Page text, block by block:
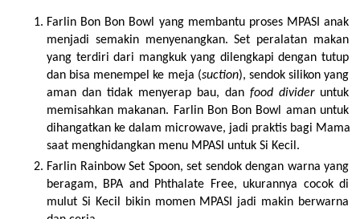
Farlin Bon Bon Bowl yang membantu proses MPASI anak
menjadi semakin menyenangkan. Set peralatan makan
yang terdiri dari mangkuk yang dilengkapi dengan tutup
dan bisa menempel ke meja (suction), sendok silikon yang
aman dan tidak menyerap bau, dan food divider untuk
memisahkan makanan. Farlin Bon Bon Bowl aman untuk
dihangatkan ke dalam microwave, jadi praktis bagi Mama
saat menghidangkan menu MPASI untuk Si Kecil.
Farlin Rainbow Set Spoon, set sendok dengan warna yang
beragam, BPA and Phthalate Free, ukurannya cocok di
mulut Si Kecil bikin momen MPASI jadi makin berwarna